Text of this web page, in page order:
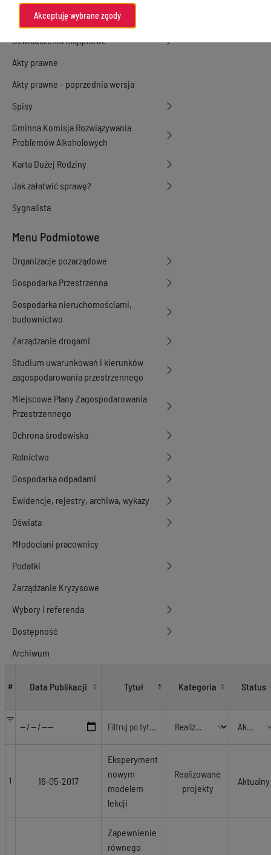
Rada Miejska
Oświadczenia majątkowe
Akty prawne
Akty prawne - poprzednia wersja
Spisy
Gminna Komisja Rozwiązywania
Problemów Alkoholowych
Karta Dużej Rodziny
Jak załatwić sprawę?
Sygnalista
Menu Podmiotowe
Organizacje pozarządowe
Gospodarka Przestrzenna
Gospodarka nieruchomościami,
budownictwo
Zarządzanie drogami
Studium uwarunkowań i kierunków
zagospodarowania przestrzennego
Miejscowe Plany Zagospodarowania
Przestrzennego
Ochrona środowiska
Rolnictwo
Gospodarka odpadami
Ewidencje, rejestry, archiwa, wykazy
Oświata
Młodociani pracownicy
Podatki
Zarządzanie Kryzysowe
Wybory i referenda
Dostępność
Archiwum
# Data Publikacji Tytuł Kategoria Status
1 16-05-2017
Eksperyment
nowym
modelem
lekcji
Realizowane
projekty
Aktualny
Zapewnienie
równego
Akceptuję wybrane zgody